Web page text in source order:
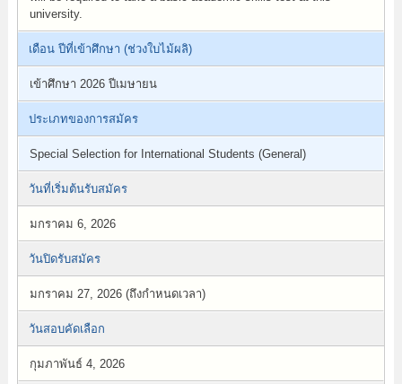
university.
เดือน ปีที่เข้าศึกษา (ช่วงใบไม้ผลิ)
เข้าศึกษา 2026 ปีเมษายน
ประเภทของการสมัคร
Special Selection for International Students (General)
วันที่เริ่มต้นรับสมัคร
มกราคม 6, 2026
วันปิดรับสมัคร
มกราคม 27, 2026 (ถึงกำหนดเวลา)
วันสอบคัดเลือก
กุมภาพันธ์ 4, 2026